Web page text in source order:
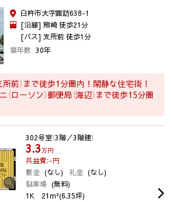
臼杵市大字諏訪638-1
[沿線] 熊崎 徒歩21分
[バス] 支所前 徒歩1分
築年数 30年
前）まで徒歩1分圏内！閑静な住宅街！
ローソン）郵便局（海辺）まで徒歩15分圏
302号室（3階／3階建）
3.3万円
共益費:-円
敷金 (なし) 礼金 (なし)
駐車場 (無料)
1K 21m²(6.35坪)